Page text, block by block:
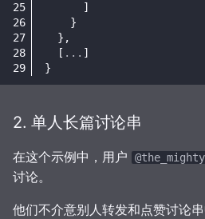
]
}
},
[ ... ]
}
2. 单人长篇讨论串
在这个示例中，用户
讨论。
他们不介意别人转发和点赞讨论